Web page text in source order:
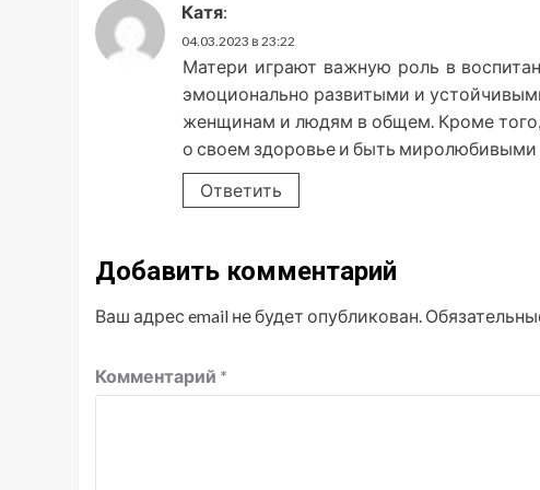
Катя:
04.03.2023 в 23:22
Матери играют важную роль в
эмоционально развитыми и
женщинам и людям в общем. Кроме
о своем здоровье и быть миролюбивыми
Ответить
Добавить комментарий
Ваш адрес email не будет опубликован.
Комментарий *